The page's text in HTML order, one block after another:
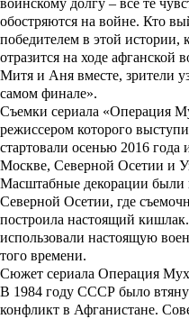
воинскому долгу – все те
обостряются на войне. Кто
победителем в этой истории,
отразится на ходе афганской
Митя и Аня вместе, зрители
самом финале».
Съемки сериала «Операция
режиссером которого
стартовали осенью 2016 года
Москве, Северной Осетии и
Масштабные декорации были
Северной Осетии, где
построила настоящий
использовали настоящую
того времени.
Сюжет сериала Операция
В 1984 году СССР было
конфликт в Афганистане.